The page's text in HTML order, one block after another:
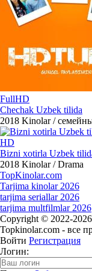
FullHD
Chechak Uzbek tilida
2018 Kinolar /
HD
Bizni xotirla Uzbek
2018 Kinolar / Drama
TopKinolar.com
Tarjima kinolar 2026
tarjima seriallar 2026
tarjima multfilmlar 2026
Copyright © 2022-
Topkinolar.com - все
Войти Регистрация
Логин: